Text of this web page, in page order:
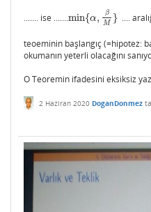
....... ise .......min{α,
β
M }
min{α,β M} ....
teoeminin başlangıç (=hipotez:
okumanın yeterli olacağını
O Teoremin ifadesini eksiksiz
2 Haziran 2020 DoganDonmez